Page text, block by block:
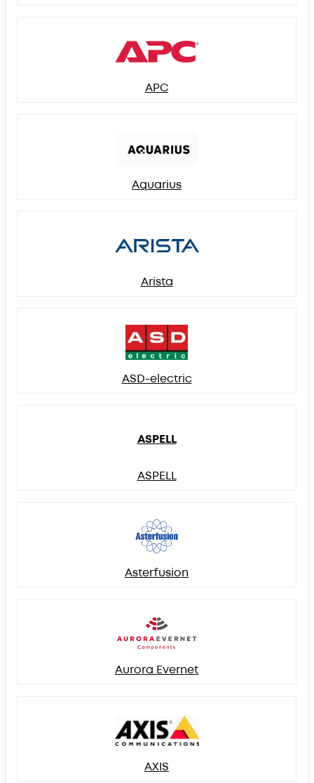
APC
Aquarius
Arista
ASD-electric
ASPELL
ASPELL
Asterfusion
Aurora Evernet
AXIS